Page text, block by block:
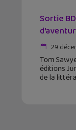
Sortie
29
Tom
éditions
de la